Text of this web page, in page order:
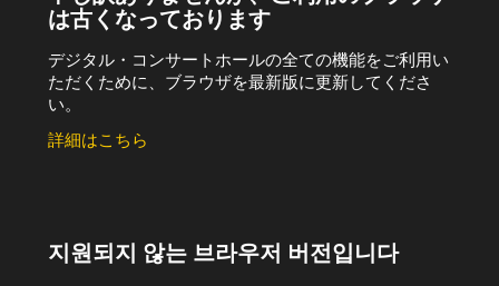
は古くなっております
デジタル・コンサートホールの全ての機能をご利用い
ただくために、ブラウザを最新版に更新してくださ
い。
詳細はこちら
지원되지 않는 브라우저 버전입니다